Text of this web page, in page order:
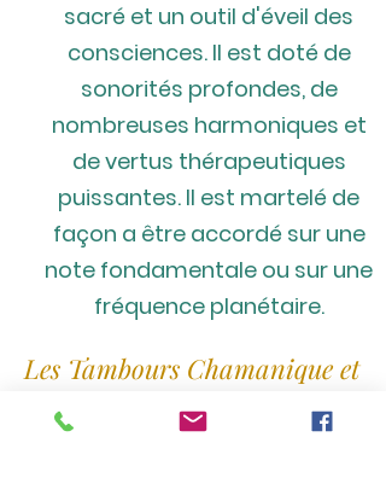
sacré et un outil d'éveil des
consciences. Il est doté de
sonorités profondes, de
nombreuses harmoniques et
de vertus thérapeutiques
puissantes. Il est martelé de
façon a être accordé sur une
note fondamentale ou sur une
fréquence planétaire.
Les Tambours Chamanique et
Océan